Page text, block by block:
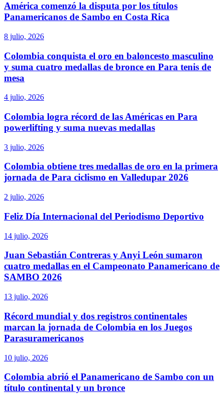
América comenzó la disputa por los títulos
Panamericanos de Sambo en Costa Rica
8 julio, 2026
Colombia conquista el oro en baloncesto masculino
y suma cuatro medallas de bronce en Para tenis de
mesa
4 julio, 2026
Colombia logra récord de las Américas en Para
powerlifting y suma nuevas medallas
3 julio, 2026
Colombia obtiene tres medallas de oro en la primera
jornada de Para ciclismo en Valledupar 2026
2 julio, 2026
Feliz Día Internacional del Periodismo Deportivo
14 julio, 2026
Juan Sebastián Contreras y Anyi León sumaron
cuatro medallas en el Campeonato Panamericano de
SAMBO 2026
13 julio, 2026
Récord mundial y dos registros continentales
marcan la jornada de Colombia en los Juegos
Parasuramericanos
10 julio, 2026
Colombia abrió el Panamericano de Sambo con un
título continental y un bronce